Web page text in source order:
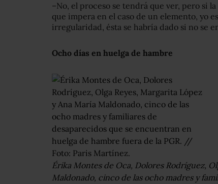
–No, el proceso se tendrá que ver, pero si
que impera en el caso de un elemento, yo
irregularidad, ésta se habría dado si no se
Ocho días en huelga de hambre
Érika Montes de Oca, Dolores Rodríguez,
Maldonado, cinco de las ocho madres y